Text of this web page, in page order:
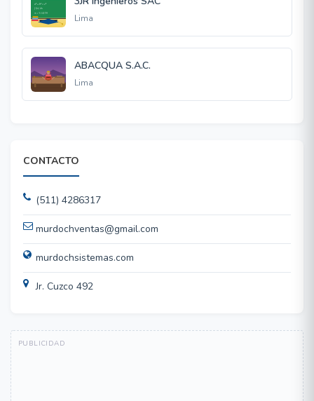
Lima
ABACQUA S.A.C.
Lima
CONTACTO
(511) 4286317
murdochventas@gmail.com
murdochsistemas.com
Jr. Cuzco 492